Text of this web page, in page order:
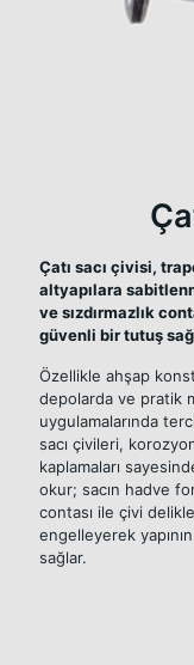
Çatı sacı çivisi,
altyapılara
ve sızdırmazlık
güvenli bir tutuş
Özellikle ahşap
depolarda ve pratik
uygulamalarında
sacı çivileri,
kaplamaları
okur; sacın hadve
contası ile çivi
engelleyerek
sağlar.